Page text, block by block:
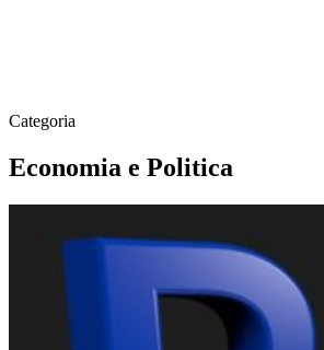
Categoria
Economia e Politica